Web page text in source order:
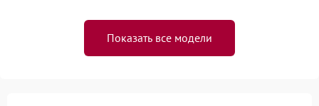
Показать все модели